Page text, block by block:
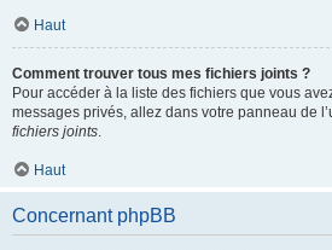
Haut
Comment trouver tous mes fichiers joints ?
Pour accéder à la liste des fichiers que vous
messages privés, allez dans votre panneau de
fichiers joints.
Haut
Concernant phpBB